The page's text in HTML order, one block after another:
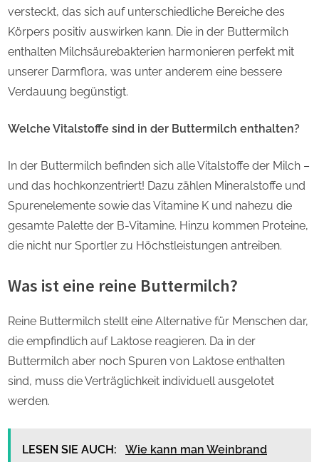
versteckt, das sich auf unterschiedliche Bereiche des
Körpers positiv auswirken kann. Die in der Buttermilch
enthalten Milchsäurebakterien harmonieren perfekt mit
unserer Darmflora, was unter anderem eine bessere
Verdauung begünstigt.
Welche Vitalstoffe sind in der Buttermilch enthalten?
In der Buttermilch befinden sich alle Vitalstoffe der Milch –
und das hochkonzentriert! Dazu zählen Mineralstoffe und
Spurenelemente sowie das Vitamine K und nahezu die
gesamte Palette der B-Vitamine. Hinzu kommen Proteine,
die nicht nur Sportler zu Höchstleistungen antreiben.
Was ist eine reine Buttermilch?
Reine Buttermilch stellt eine Alternative für Menschen dar,
die empfindlich auf Laktose reagieren. Da in der
Buttermilch aber noch Spuren von Laktose enthalten
sind, muss die Verträglichkeit individuell ausgelotet
werden.
LESEN SIE AUCH:
Wie kann man Weinbrand